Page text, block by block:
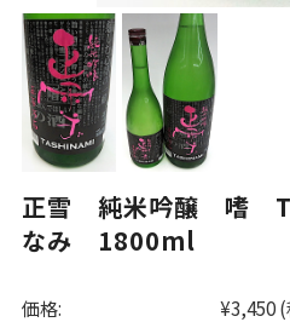
正雪 純米吟醸 嗜
なみ 1800ml
価格: ¥3,450